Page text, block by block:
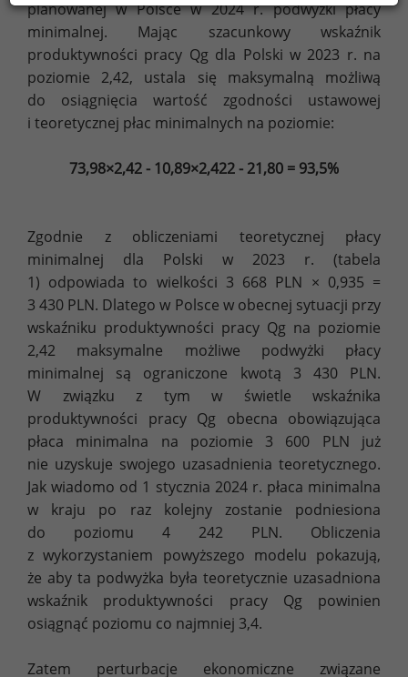
planowanej w Polsce w 2024 r. podwyżki płacy
minimalnej. Mając szacunkowy wskaźnik
produktywności pracy Qg dla Polski w 2023 r. na
poziomie 2,42, ustala się maksymalną możliwą
do osiągnięcia wartość zgodności ustawowej
i teoretycznej płac minimalnych na poziomie:
73,98×2,42 - 10,89×2,422 - 21,80 = 93,5%
Zgodnie z obliczeniami teoretycznej płacy
minimalnej dla Polski w 2023 r. (tabela
1) odpowiada to wielkości 3 668 PLN × 0,935 =
3 430 PLN. Dlatego w Polsce w obecnej sytuacji przy
wskaźniku produktywności pracy Qg na poziomie
2,42 maksymalne możliwe podwyżki płacy
minimalnej są ograniczone kwotą 3 430 PLN.
W związku z tym w świetle wskaźnika
produktywności pracy Qg obecna obowiązująca
płaca minimalna na poziomie 3 600 PLN już
nie uzyskuje swojego uzasadnienia teoretycznego.
Jak wiadomo od 1 stycznia 2024 r. płaca minimalna
w kraju po raz kolejny zostanie podniesiona
do poziomu 4 242 PLN. Obliczenia
z wykorzystaniem powyższego modelu pokazują,
że aby ta podwyżka była teoretycznie uzasadniona
wskaźnik produktywności pracy Qg powinien
osiągnąć poziomu co najmniej 3,4.
Zatem perturbacje ekonomiczne związane